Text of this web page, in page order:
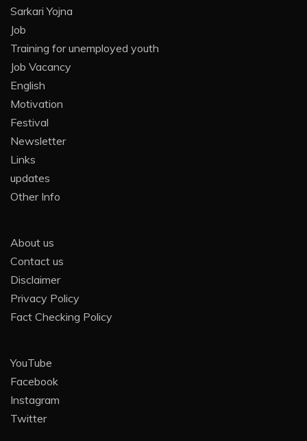
Sarkari Yojna
Job
Training for unemployed youth
Job Vacancy
English
Motivation
Festival
Newsletter
Links
updates
Other Info
About us
Contact us
Disclaimer
Privacy Policy
Fact Checking Policy
YouTube
Facebook
Instagram
Twitter